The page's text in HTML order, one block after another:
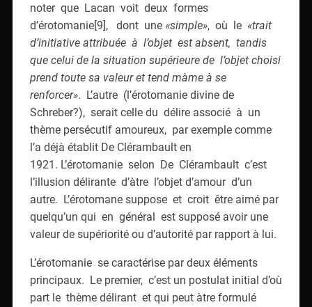
noter que Lacan voit deux formes
d’érotomanie[9], dont une «simple», où le «trait
d’initiative attribuée à l’objet est absent, tandis
que celui de la situation supérieure de l’objet choisi
prend toute sa valeur et tend màme à se
renforcer». L’autre (l’érotomanie divine de
Schreber?), serait celle du délire associé à un
thème persécutif amoureux, par exemple comme
l’a déjà établit De Clérambault en
1921. L’érotomanie selon De Clérambault c’est
l’illusion délirante d’àtre l’objet d’amour d’un
autre. L’érotomane suppose et croit être aimé par
quelqu’un qui en général est supposé avoir une
valeur de supériorité ou d’autorité par rapport à lui.
L’érotomanie se caractérise par deux éléments
principaux. Le premier, c’est un postulat initial d’où
part le thème délirant et qui peut àtre formulé